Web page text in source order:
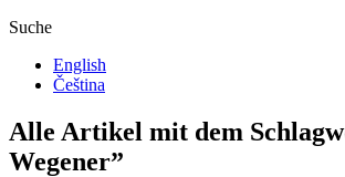
Suche
English
Čeština
Alle Artikel mit dem
Wegener”